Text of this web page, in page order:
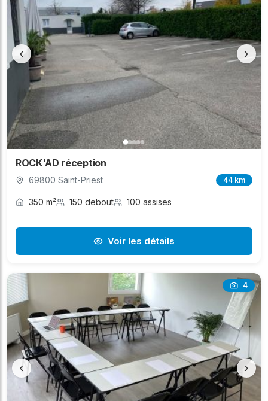
‹ ›
ROCK'AD réception
69800 Saint-Priest 44 km
350 m² 150 debout 100 assises
Voir les détails
4
‹ ›